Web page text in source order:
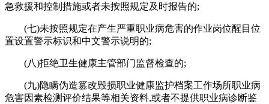
急救援和控制措施或者未按照规定及时报告的;
(七)未按照规定在产生严重职业病危害的作业岗位醒目位
置设置警示标识和中文警示说明的;
(八)拒绝卫生健康主管部门监督检查的;
(九)隐瞒伪造篡改毁损职业健康监护档案工作场所职业病
危害因素检测评价结果等相关资料,或者不提供职业病诊断鉴